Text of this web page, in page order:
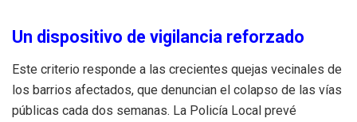
Un dispositivo de vigilancia reforzado
Este criterio responde a las crecientes quejas vecinales de
los barrios afectados, que denuncian el colapso de las vías
públicas cada dos semanas. La Policía Local prevé